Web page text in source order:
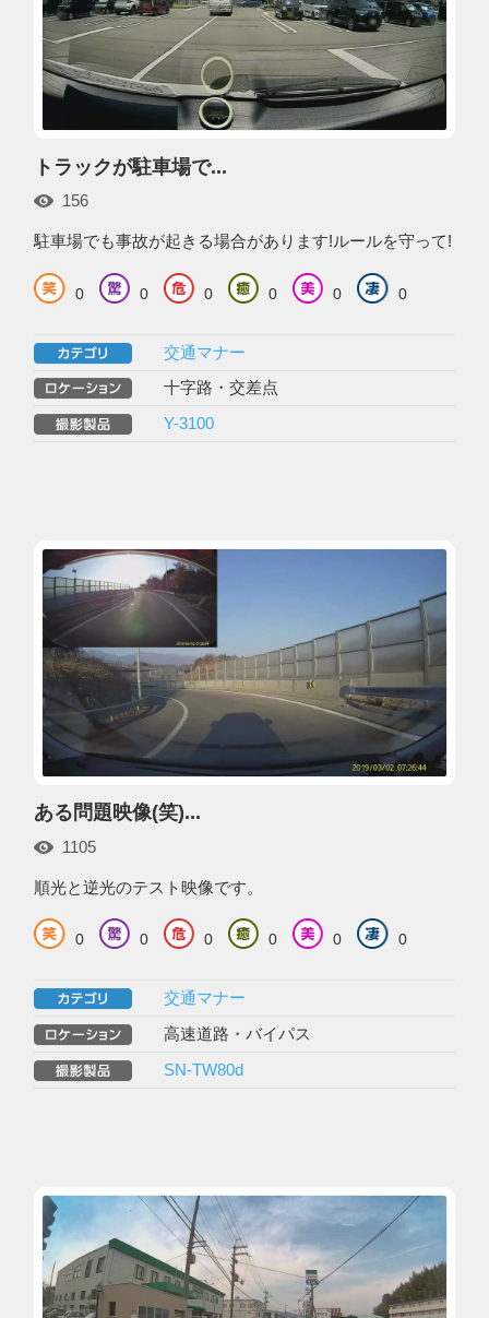
トラックが駐車場で...
156
駐車場でも事故が起きる場合があります!ルールを守って!
0 0 0 0 0 0
交通マナー
十字路・交差点
Y-3100
ある問題映像(笑)...
1105
順光と逆光のテスト映像です。
0 0 0 0 0 0
交通マナー
高速道路・バイパス
SN-TW80d